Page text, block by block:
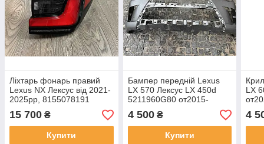
Ліхтарь фонарь правий
Lexus NX Лексус від 2021-
2025рр, 8155078191
оригінал бу, в гарному
стані, Европа
15 700 ₴
Купити
Бампер передній Lexus
LX 570 Лексус LX 450d
5211960G80 от2015-
2021рр оригінал
4 500₴
Купити
LX
4